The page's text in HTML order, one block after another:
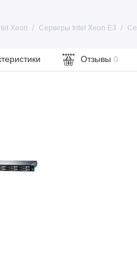
Xeon Серверы Intel Xeon E3
Отзывы 0